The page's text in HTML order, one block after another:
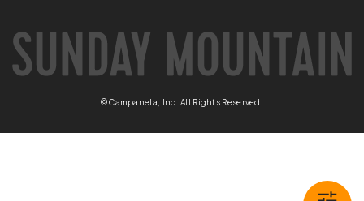
©Campanela, Inc. All Rights Reserved.